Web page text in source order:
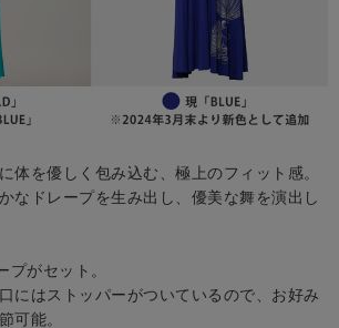
体を優しく包み込む、極上のフィット感。
なドレープを生み出し、優美な舞を演出し
がセット。
にはストッパーがついているので、お好み
可能。